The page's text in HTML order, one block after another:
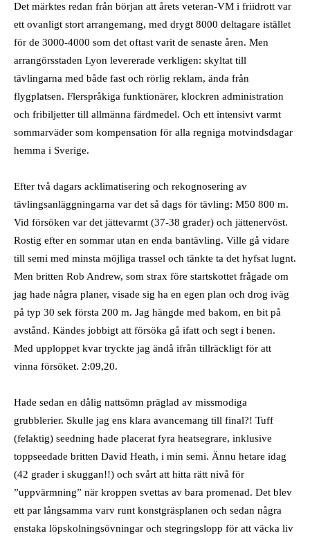
Det märktes redan från början att årets veteran-VM i friidrott var
ett ovanligt stort arrangemang, med drygt 8000 deltagare istället
för de 3000-4000 som det oftast varit de senaste åren. Men
arrangörsstaden Lyon levererade verkligen: skyltat till
tävlingarna med både fast och rörlig reklam, ända från
flygplatsen. Flerspråkiga funktionärer, klockren administration
och fribiljetter till allmänna färdmedel. Och ett intensivt varmt
sommarväder som kompensation för alla regniga motvindsdagar
hemma i Sverige.
Efter två dagars acklimatisering och rekognosering av
tävlingsanläggningarna var det så dags för tävling: M50 800 m.
Vid försöken var det jättevarmt (37-38 grader) och jättenervöst.
Rostig efter en sommar utan en enda bantävling. Ville gå vidare
till semi med minsta möjliga trassel och tänkte ta det hyfsat lugnt.
Men britten Rob Andrew, som strax före startskottet frågade om
jag hade några planer, visade sig ha en egen plan och drog iväg
på typ 30 sek första 200 m. Jag hängde med bakom, en bit på
avstånd. Kändes jobbigt att försöka gå ifatt och segt i benen.
Med upploppet kvar tryckte jag ändå ifrån tillräckligt för att
vinna försöket. 2:09,20.
Hade sedan en dålig nattsömn präglad av missmodiga
grubblerier. Skulle jag ens klara avancemang till final?! Tuff
(felaktig) seedning hade placerat fyra heatsegrare, inklusive
toppseedade britten David Heath, i min semi. Ännu hetare idag
(42 grader i skuggan!!) och svårt att hitta rätt nivå för
”uppvärmning” när kroppen svettas av bara promenad. Det blev
ett par långsamma varv runt konstgräsplanen och sedan några
enstaka löpskolningsövningar och stegringslopp för att väcka liv